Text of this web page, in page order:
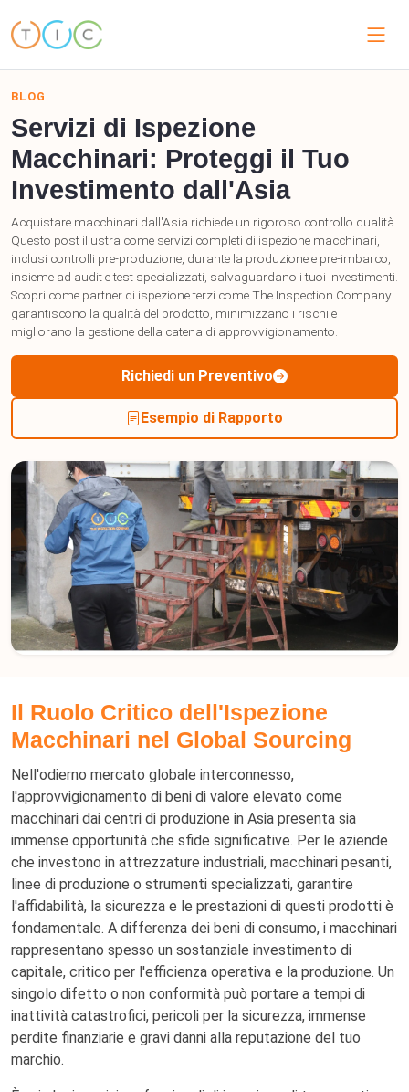
BLOG
Servizi di Ispezione
Macchinari: Proteggi il Tuo
Investimento dall'Asia
Acquistare macchinari dall'Asia richiede un rigoroso controllo qualità.
Questo post illustra come servizi completi di ispezione macchinari,
inclusi controlli pre-produzione, durante la produzione e pre-imbarco,
insieme ad audit e test specializzati, salvaguardano i tuoi investimenti.
Scopri come partner di ispezione terzi come The Inspection Company
garantiscono la qualità del prodotto, minimizzano i rischi e
migliorano la gestione della catena di approvvigionamento.
Richiedi un Preventivo
Esempio di Rapporto
Il Ruolo Critico dell'Ispezione
Macchinari nel Global Sourcing
Nell'odierno mercato globale interconnesso,
l'approvvigionamento di beni di valore elevato come
macchinari dai centri di produzione in Asia presenta sia
immense opportunità che sfide significative. Per le aziende
che investono in attrezzature industriali, macchinari pesanti,
linee di produzione o strumenti specializzati, garantire
l'affidabilità, la sicurezza e le prestazioni di questi prodotti è
fondamentale. A differenza dei beni di consumo, i macchinari
rappresentano spesso un sostanziale investimento di
capitale, critico per l'efficienza operativa e la produzione. Un
singolo difetto o non conformità può portare a tempi di
inattività catastrofici, pericoli per la sicurezza, immense
perdite finanziarie e gravi danni alla reputazione del tuo
marchio.